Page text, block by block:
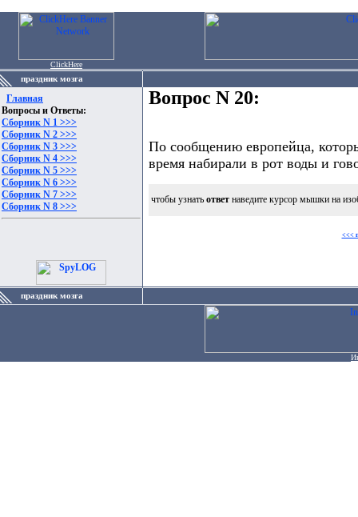
ClickHere
праздник мозга
Главная
Вопросы и Ответы:
Сборник N 1 >>>
Сборник N 2 >>>
Сборник N 3 >>>
Сборник N 4 >>>
Сборник N 5 >>>
Сборник N 6 >>>
Сборник N 7 >>>
Сборник N 8 >>>
Вопрос N 20:
По сообщению европейца,
время набирали в рот воды и
чтобы узнать ответ наведите курсор мышки на
<<<
праздник мозга